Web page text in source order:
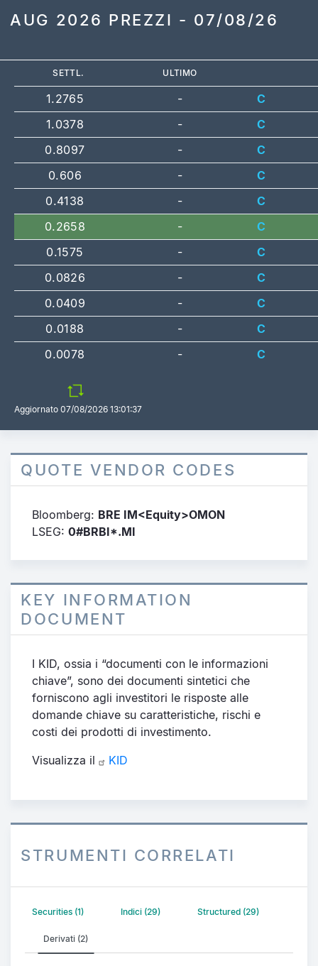
AUG 2026 PREZZI - 07/08/26
SETTL. ULTIMO
1.2765 -
C
1.0378
-
C
0.8097
-
C
0.606
-
C
0.4138
-
C
0.2658
-
C
0.1575
-
C
0.0826
-
C
0.0409
-
C
0.0188
-
C
0.0078
- C
Aggiornato 07/08/2026 13:01:37
QUOTE VENDOR CODES
Bloomberg: BRE IM<Equity>OMON
LSEG: 0#BRBI*.MI
KEY INFORMATION
DOCUMENT
I KID, ossia i “documenti con le informazioni
chiave”, sono dei documenti sintetici che
forniscono agli investitori le risposte alle
domande chiave su caratteristiche, rischi e
costi dei prodotti di investimento.
Visualizza il
KID
STRUMENTI CORRELATI
Securities (1) Indici (29) Structured (29)
Derivati (2)